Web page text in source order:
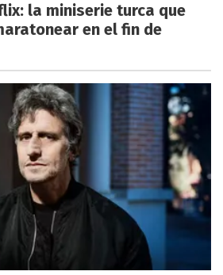
la miniserie turca que
en el fin de